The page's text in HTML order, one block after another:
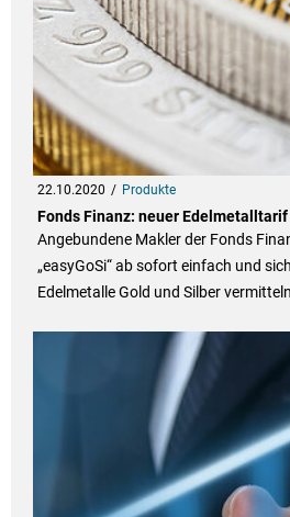
22.10.2020 Produkte
Fonds Finanz: neuer Edelmetalltarif
Angebundene Makler der Fonds
„easyGoSi“ ab sofort einfach und
Edelmetalle Gold und Silber